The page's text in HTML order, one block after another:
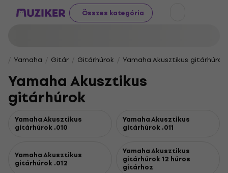
Összes kategória
Yamaha Gitár Gitárhúrok Yamaha Akusztikus gitárhúrok
Yamaha Akusztikus
gitárhúrok
Yamaha Akusztikus
gitárhúrok .010
Yamaha Akusztikus
gitárhúrok .011
Yamaha Akusztikus
gitárhúrok .012
Yamaha Akusztikus
gitárhúrok 12 húros
gitárhoz